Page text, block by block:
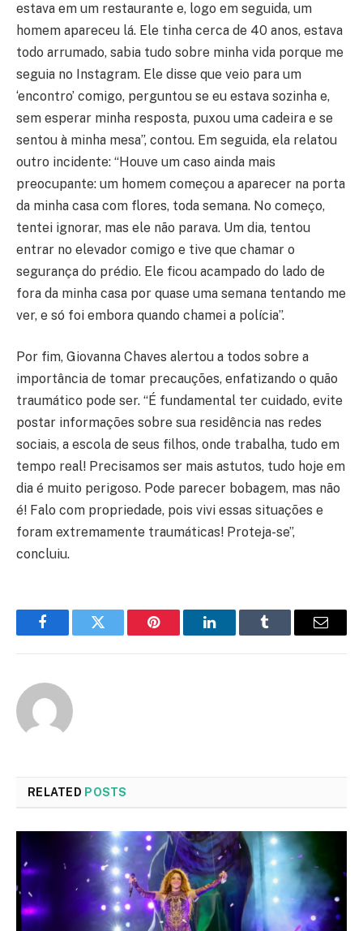
estava em um restaurante e, logo em seguida, um
homem apareceu lá. Ele tinha cerca de 40 anos, estava
todo arrumado, sabia tudo sobre minha vida porque me
seguia no Instagram. Ele disse que veio para um
‘encontro’ comigo, perguntou se eu estava sozinha e,
sem esperar minha resposta, puxou uma cadeira e se
sentou à minha mesa”, contou. Em seguida, ela relatou
outro incidente: “Houve um caso ainda mais
preocupante: um homem começou a aparecer na porta
da minha casa com flores, toda semana. No começo,
tentei ignorar, mas ele não parava. Um dia, tentou
entrar no elevador comigo e tive que chamar o
segurança do prédio. Ele ficou acampado do lado de
fora da minha casa por quase uma semana tentando me
ver, e só foi embora quando chamei a polícia”.
Por fim, Giovanna Chaves alertou a todos sobre a
importância de tomar precauções, enfatizando o quão
traumático pode ser. “É fundamental ter cuidado, evite
postar informações sobre sua residência nas redes
sociais, a escola de seus filhos, onde trabalha, tudo em
tempo real! Precisamos ser mais astutos, tudo hoje em
dia é muito perigoso. Pode parecer bobagem, mas não
é! Falo com propriedade, pois vivi essas situações e
foram extremamente traumáticas! Proteja-se”,
concluiu.
FacebookTwitter Pinterest LinkedInTumblr Email
RELATED POSTS